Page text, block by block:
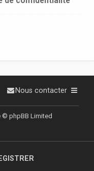
Nous contacter
phpBB Limited